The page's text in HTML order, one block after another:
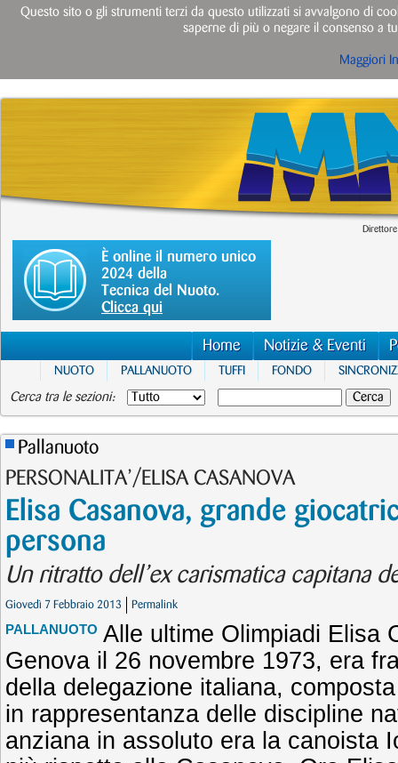
È online il numero unico
2024 della
Tecnica del Nuoto.
Clicca qui
Home Notizie & Eventi
NUOTO PALLANUOTO TUFFI FONDO
Cerca tra le sezioni:
Pallanuoto
PERSONALITA’/ELISA CASANOVA
Elisa Casanova, grande
persona
Un ritratto dell’ex carismatica capitana
Giovedì 7 Febbraio 2013 Permalink
PALLANUOTO Alle ultime Olimpiadi Elisa
Genova il 26 novembre 1973, era
della delegazione italiana,
in rappresentanza delle discipline
anziana in assoluto era la canoista
Questo sito o gli strumenti terzi da questo utilizzati si avvalgono di
saperne di più o negare il consenso a
Maggiori